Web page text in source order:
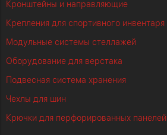
Кронштейны и направляющие
Крепления для спортивного инвентаря
Модульные системы стеллажей
Оборудование для верстака
Подвесная система хранения
Чехлы для шин
Крючки для перфорированных панелей